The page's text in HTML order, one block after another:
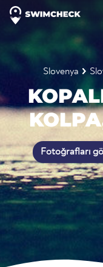
Slovenya
Fotoğrafları